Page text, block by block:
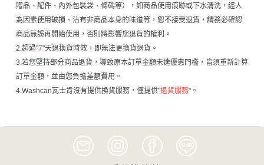
贈品、配件、內外包裝袋、條碼等），如商品使用痕跡或下水清洗，經人
為因素使用破損、沾有非商品本身的味道等，恕不接受退貨，請務必確認
商品無誤再開始使用，否則將影響您退貨的權利。
2.超過"7"天退換貨時效，即無法更換貨退貨。
3.若您堅持部分商品退貨，導致原本訂單金額未達優惠門檻，皆須重新計算
訂單金額，並由您負擔差額費用。
4.Washcan瓦士肯沒有提供換貨服務，僅提供"退貨服務"。